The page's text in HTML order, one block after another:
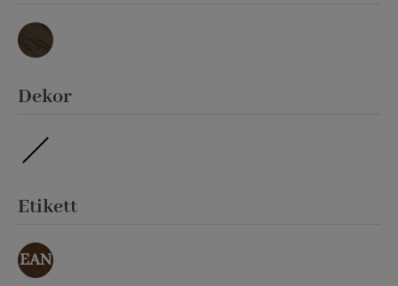
Basalt
Dekorauswählen
Etikettauswählen
EAN